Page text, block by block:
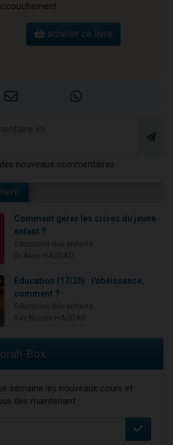
acheter ce livre
nouveaux commentaires
Comment gérer les crises du jeune
enfant ?
Education (17/20) : l'obéissance,
comment ?
Box
semaine les nouveaux cours et
dès maintenant :